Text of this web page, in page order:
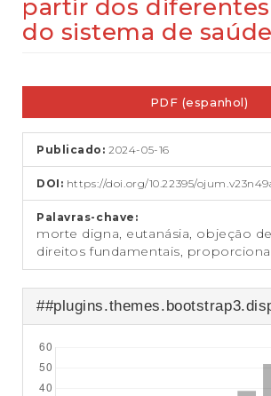
ú
d
r
a
r
r
L
partir dos
do sistema de saúde
Barra
lateral
de
artigos
PDF (espanhol)
Publicado:2024-05-16
DOI: https://doi.org/10.22395/
Palavras-chave:
morte digna, eutanásia, objeção
direitos fundamentais,